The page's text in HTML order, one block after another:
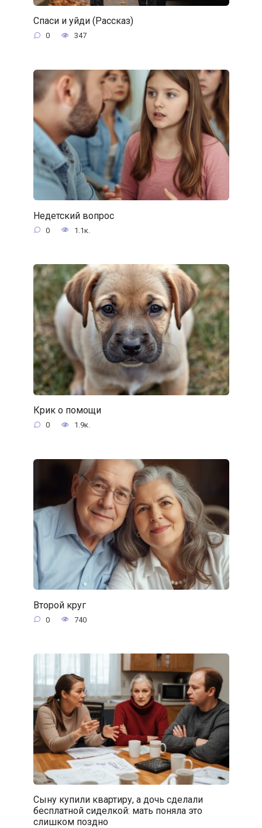
Спаси и уйди (Рассказ)
0 347
Недетский вопрос
0 1.1к.
Крик о помощи
0 1.9к.
Второй круг
0 740
Сыну купили квартиру, а дочь сделали
бесплатной сиделкой: мать поняла это
слишком поздно